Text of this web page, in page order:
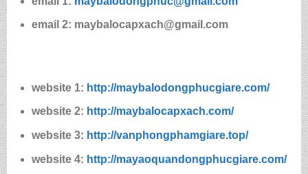
email 2: maybalocapxach@gmail.com
website 1: http://maybalodongphucgiare.com/
website 2: http://maybalocapxach.com/
website 3: http://vanphongphamgiare.top/
website 4: http://mayaoquandongphucgiare.com/